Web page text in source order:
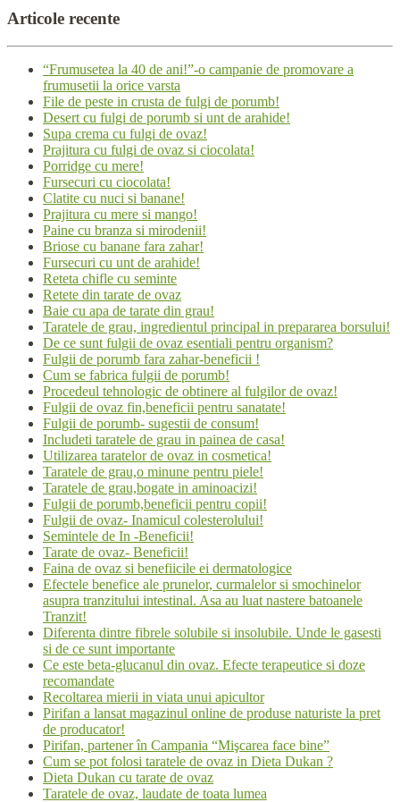
Articole recente
“Frumusetea la 40 de ani!”-o campanie de promovare a
frumusetii la orice varsta
File de peste in crusta de fulgi de porumb!
Desert cu fulgi de porumb si unt de arahide!
Supa crema cu fulgi de ovaz!
Prajitura cu fulgi de ovaz si ciocolata!
Porridge cu mere!
Fursecuri cu ciocolata!
Clatite cu nuci si banane!
Prajitura cu mere si mango!
Paine cu branza si mirodenii!
Briose cu banane fara zahar!
Fursecuri cu unt de arahide!
Reteta chifle cu seminte
Retete din tarate de ovaz
Baie cu apa de tarate din grau!
Taratele de grau, ingredientul principal in prepararea borsului!
De ce sunt fulgii de ovaz esentiali pentru organism?
Fulgii de porumb fara zahar-beneficii !
Cum se fabrica fulgii de porumb!
Procedeul tehnologic de obtinere al fulgilor de ovaz!
Fulgii de ovaz fin,beneficii pentru sanatate!
Fulgii de porumb- sugestii de consum!
Includeti taratele de grau in painea de casa!
Utilizarea taratelor de ovaz in cosmetica!
Taratele de grau,o minune pentru piele!
Taratele de grau,bogate in aminoacizi!
Fulgii de porumb,beneficii pentru copii!
Fulgii de ovaz- Inamicul colesterolului!
Semintele de In -Beneficii!
Tarate de ovaz- Beneficii!
Faina de ovaz si benefiicile ei dermatologice
Efectele benefice ale prunelor, curmalelor si smochinelor
asupra tranzitului intestinal. Asa au luat nastere batoanele
Tranzit!
Diferenta dintre fibrele solubile si insolubile. Unde le gasesti
si de ce sunt importante
Ce este beta-glucanul din ovaz. Efecte terapeutice si doze
recomandate
Recoltarea mierii in viata unui apicultor
Pirifan a lansat magazinul online de produse naturiste la pret
de producator!
Pirifan, partener în Campania “Mişcarea face bine”
Cum se pot folosi taratele de ovaz in Dieta Dukan ?
Dieta Dukan cu tarate de ovaz
Taratele de ovaz, laudate de toata lumea